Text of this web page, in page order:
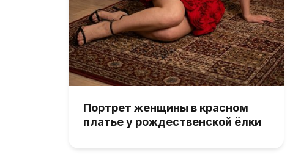
Портрет женщины в красном
платье у рождественской ёлки